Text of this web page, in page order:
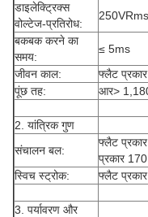
डाइलेक्ट्रिक्स
वोल्टेज-प्रतिरोध:
बकबक करने का
समय:
≤ 5ms
जीवन काल:
फ्लैट
पूंछ तह:
आर>
2. यांत्रिक गुण
संचालन बल:
फ्लैट
प्रकार
स्विच स्ट्रोक:
फ्लैट
3. पर्यावरण और